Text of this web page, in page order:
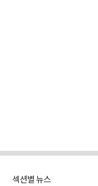
섹션별 뉴스